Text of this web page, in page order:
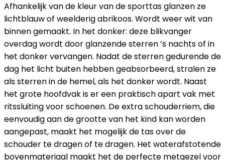
Afhankelijk van de kleur van de sporttas glanzen ze
lichtblauw of weelderig abrikoos. Wordt weer wit van
binnen gemaakt. In het donker: deze blikvanger
overdag wordt door glanzende sterren ’s nachts of in
het donker vervangen. Nadat de sterren gedurende de
dag het licht buiten hebben geabsorbeerd, stralen ze
als sterren in de hemel, als het donker wordt. Naast
het grote hoofdvak is er een praktisch apart vak met
ritssluiting voor schoenen. De extra schouderriem, die
eenvoudig aan de grootte van het kind kan worden
aangepast, maakt het mogelijk de tas over de
schouder te dragen of te dragen. Het waterafstotende
bovenmateriaal maakt het de perfecte metgezel voor